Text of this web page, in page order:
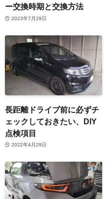
ー交換時期と交換方法
2023年7月29日
長距離ドライブ前に必ずチ
ェックしておきたい、DIY
点検項目
2022年4月29日